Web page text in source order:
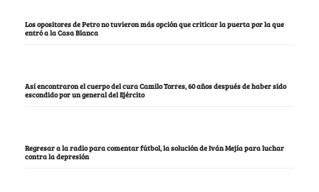
Los opositores de Petro no tuvieron más opción que criticar la puerta por la que
entró a la Casa Blanca
Así encontraron el cuerpo del cura Camilo Torres, 60 años después de haber sido
escondido por un general del Ejército
Regresar a la radio para comentar fútbol, la solución de Iván Mejía para luchar
contra la depresión